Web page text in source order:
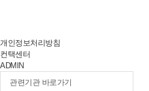
개인정보처리방침
컨택센터
ADMIN